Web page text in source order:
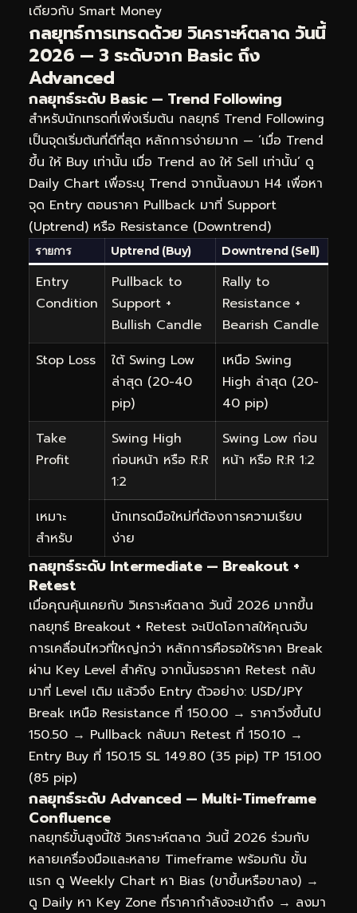
เดียวกับ Smart Money
กลยุทธ์การเทรดด้วย วิเคราะห์ตลาด วันนี้
2026 — 3 ระดับจาก Basic ถึง
Advanced
กลยุทธ์ระดับ Basic — Trend Following
สำหรับนักเทรดที่เพิ่งเริ่มต้น กลยุทธ์ Trend Following
เป็นจุดเริ่มต้นที่ดีที่สุด หลักการง่ายมาก — ‘เมื่อ Trend
ขึ้น ให้ Buy เท่านั้น เมื่อ Trend ลง ให้ Sell เท่านั้น’ ดู
Daily Chart เพื่อระบุ Trend จากนั้นลงมา H4 เพื่อหา
จุด Entry ตอนราคา Pullback มาที่ Support
(Uptrend) หรือ Resistance (Downtrend)
รายการ Uptrend (Buy) Downtrend (Sell)
Entry
Condition
Pullback to
Support +
Bullish Candle
Rally to
Resistance +
Bearish Candle
Stop Loss
ใต้ Swing Low
ล่าสุด (20-40
pip)
เหนือ Swing
High ล่าสุด (20-
40 pip)
Take
Profit
Swing High
ก่อนหน้า หรือ R:R
1:2
Swing Low ก่อน
หน้า หรือ R:R 1:2
เหมาะ
สำหรับ
นักเทรดมือใหม่ที่ต้องการความเรียบ
ง่าย
กลยุทธ์ระดับ Intermediate — Breakout +
Retest
เมื่อคุณคุ้นเคยกับ วิเคราะห์ตลาด วันนี้ 2026 มากขึ้น
กลยุทธ์ Breakout + Retest จะเปิดโอกาสให้คุณจับ
การเคลื่อนไหวที่ใหญ่กว่า หลักการคือรอให้ราคา Break
ผ่าน Key Level สำคัญ จากนั้นรอราคา Retest กลับ
มาที่ Level เดิม แล้วจึง Entry ตัวอย่าง: USD/JPY
Break เหนือ Resistance ที่ 150.00 → ราคาวิ่งขึ้นไป
150.50 → Pullback กลับมา Retest ที่ 150.10 →
Entry Buy ที่ 150.15 SL 149.80 (35 pip) TP 151.00
(85 pip)
กลยุทธ์ระดับ Advanced — Multi-Timeframe
Confluence
กลยุทธ์ขั้นสูงนี้ใช้ วิเคราะห์ตลาด วันนี้ 2026 ร่วมกับ
หลายเครื่องมือและหลาย Timeframe พร้อมกัน ขั้น
แรก ดู Weekly Chart หา Bias (ขาขึ้นหรือขาลง) →
ดู Daily หา Key Zone ที่ราคากำลังจะเข้าถึง → ลงมา